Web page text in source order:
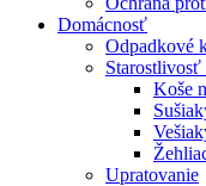
Domácnosť
Odpadkové
Starostlivosť
Koše
Upratovanie